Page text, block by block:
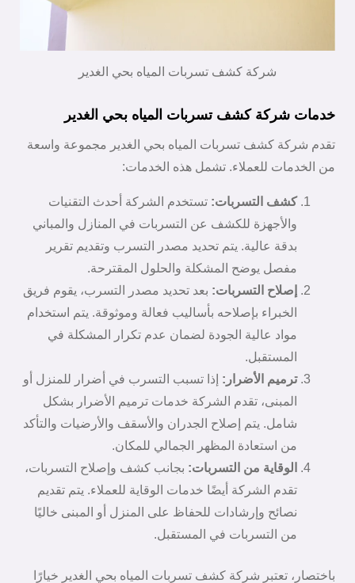
شركة كشف تسربات المياه بحي الغدير
خدمات شركة كشف تسربات المياه بحي الغدير
تقدم شركة كشف تسربات المياه بحي الغدير مجموعة واسعة
من الخدمات للعملاء. تشمل هذه الخدمات:
كشف التسربات: تستخدم الشركة أحدث التقنيات
والأجهزة للكشف عن التسربات في المنازل والمباني
بدقة عالية. يتم تحديد مصدر التسرب وتقديم تقرير
مفصل يوضح المشكلة والحلول المقترحة.
إصلاح التسربات: بعد تحديد مصدر التسرب، يقوم فريق
الخبراء بإصلاحه بأساليب فعالة وموثوقة. يتم استخدام
مواد عالية الجودة لضمان عدم تكرار المشكلة في
المستقبل.
ترميم الأضرار: إذا تسبب التسرب في أضرار للمنزل أو
المبنى، تقدم الشركة خدمات ترميم الأضرار بشكل
شامل. يتم إصلاح الجدران والأسقف والأرضيات والتأكد
من استعادة المظهر الجمالي للمكان.
الوقاية من التسربات: بجانب كشف وإصلاح التسربات،
تقدم الشركة أيضًا خدمات الوقاية للعملاء. يتم تقديم
نصائح وإرشادات للحفاظ على المنزل أو المبنى خاليًا
من التسربات في المستقبل.
باختصار، تعتبر شركة كشف تسربات المياه بحي الغدير خيارًا